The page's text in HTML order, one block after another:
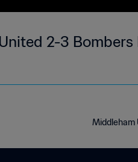
2-3 Bombers
Middleham